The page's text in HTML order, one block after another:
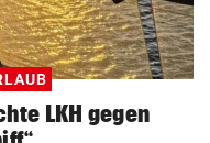
LKH gegen